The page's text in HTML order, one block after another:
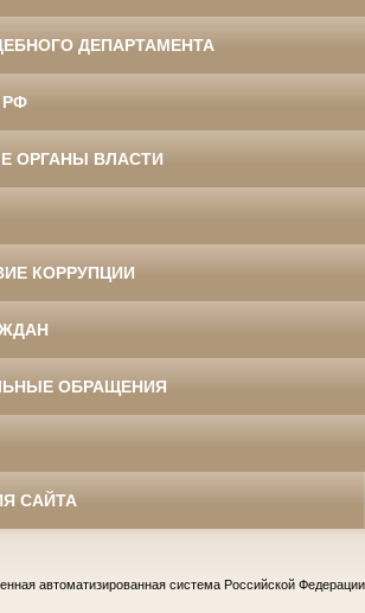
ДЕПАРТАМЕНТА
РФ
ОРГАНЫ ВЛАСТИ
КОРРУПЦИИ
ОБРАЩЕНИЯ
САЙТА
автоматизированная система Российской